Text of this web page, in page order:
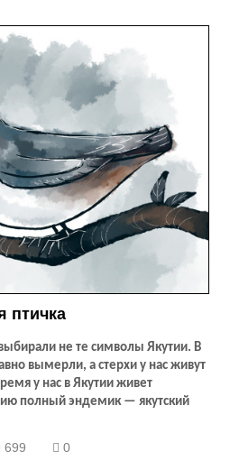
птичка
не те символы Якутии. В
вымерли, а стерхи у нас живут
у нас в Якутии живет
полный эндемик — якутский
699 0